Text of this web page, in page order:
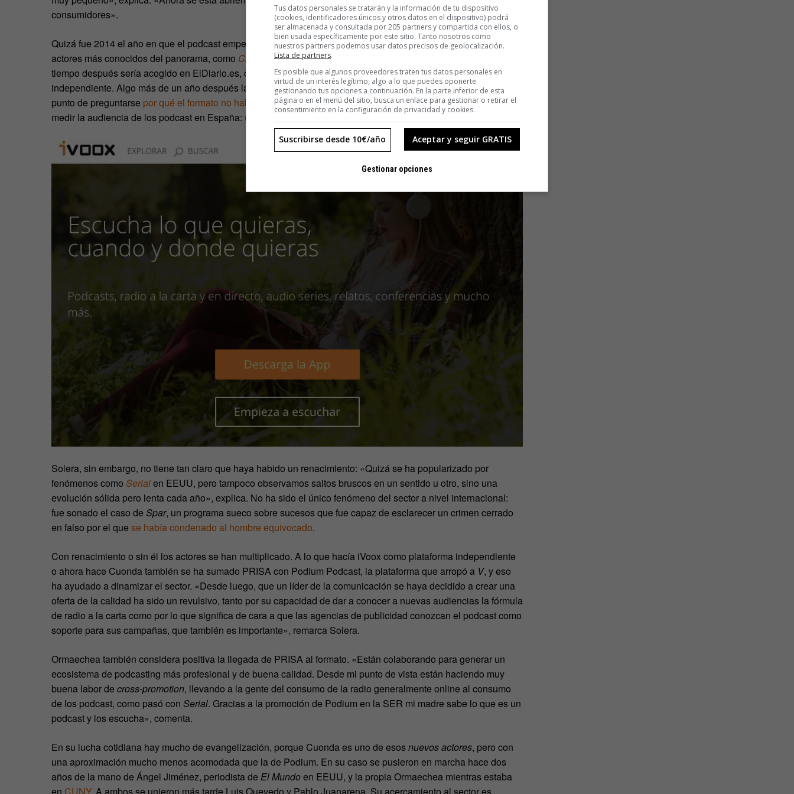
consumidores».
Quizá fue 2014 el año en que el podcast empezó a volver a la vida en España. Entonces irrumpieron dos de los
actores más conocidos del panorama, como Carne Cruda, que había sido retirado de la parrilla de RNE y que
tiempo después sería acogido en ElDiario.es, o
La Cafetera, con Fernando Berlín, que sigue su camino de forma
independiente. Algo más de un año después la palabrapodcastvolvía a cobrar fuerza en nuestro país, hasta el
punto de preguntarse por qué el formato no había triunfado todavía. En este año 2017 el EGM ya ha empezado a
medir la audiencia de los podcast en España: un 1,8% del consumo radiofónico actual
Solera, sin embargo, no tiene tan claro que haya habido un renacimiento: «Quizá se ha popularizado por
fenómenos como Serialen EEUU, pero tampoco observamos saltos bruscos en un sentido u otro, sino una
evolución sólida pero lenta cada año», explica. No ha sido el único fenómeno del sector a nivel internacional:
fue sonado el caso de Spar, un programa sueco sobre sucesos que fue capaz de esclarecer un crimen cerrado
en falso por el que se había condenado al hombre equivocado.
Con renacimiento o sin él los actores se han multiplicado. A lo que hacía iVoox como plataforma independiente
o ahora hace Cuonda también se ha sumado PRISA con Podium Podcast, la plataforma que arropó a V, y eso
ha ayudado a dinamizar el sector. «Desde luego, que un líder de la comunicación se haya decidido a crear una
oferta de la calidad ha sido un revulsivo, tanto por su capacidad de dar a conocer a nuevas audiencias la fórmula
de radio a la carta como por lo que significa de cara a que las agencias de publicidad conozcan el podcast como
soporte para sus campañas, que también es importante», remarca Solera.
Ormaechea también considera positiva la llegada de PRISA al formato. «Están colaborando para generar un
ecosistema de podcasting más profesional y de buena calidad. Desde mi punto de vista están haciendo muy
buena labor de cross-promotion, llevando a la gente del consumo de la radio generalmente online al consumo
de los podcast, como pasó con Serial. Gracias a la promoción de Podium en la SER mi madre sabe lo que es un
podcast y los escucha», comenta.
En su lucha cotidiana hay mucho de evangelización, porque Cuonda es uno de esosnuevos actores, pero con
una aproximación mucho menos acomodada que la de Podium. En su caso se pusieron en marcha hace dos
años de la mano de Ángel Jiménez, periodista de El Mundoen EEUU, y la propia Ormaechea mientras estaba
en CUNY. A ambos se unieron más tarde Luis Quevedo y Pablo Juanarena. Su acercamiento al sector es
Tus datos personales se tratarán y la información de tu dispositivo
(cookies, identificadores únicos y otros datos en el dispositivo) podrá
ser almacenada y consultada por 205 partners y compartida con ellos, o
bien usada específicamente por este sitio. Tanto nosotros como
nuestros partners podemos usar datos precisos de geolocalización.
Lista de partners.
Es posible que algunos proveedores traten tus datos personales en
virtud de un interés legítimo, algo a lo que puedes oponerte
gestionando tus opciones a continuación. En la parte inferior de esta
página o en el menú del sitio, busca un enlace para gestionar o retirar el
consentimiento en la configuración de privacidad y cookies.
Aceptar y seguir GRATIS
Suscribirse desde 10€/año
Gestionar opciones